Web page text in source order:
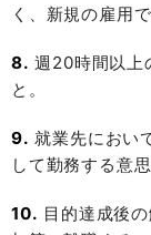
く、新規の雇用
8.週20時間以上
と。
9. 就業先におい
して勤務する意
10. 目的達成後